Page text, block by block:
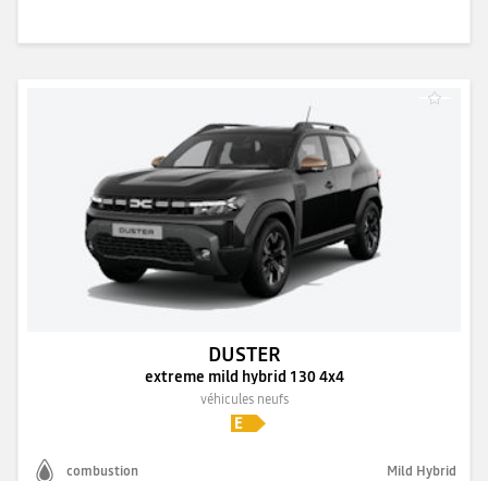
DUSTER
extreme mild hybrid 130 4x4
véhicules neufs
combustion Mild Hybrid